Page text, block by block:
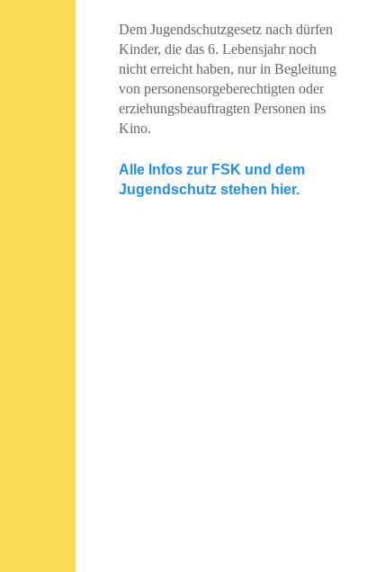
Dem Jugendschutzgesetz nach dürfen
Kinder, die das 6. Lebensjahr noch
nicht erreicht haben, nur in Begleitung
von personensorgeberechtigten oder
erziehungsbeauftragten Personen ins
Kino.
Alle Infos zur FSK und dem
Jugendschutz stehen hier.